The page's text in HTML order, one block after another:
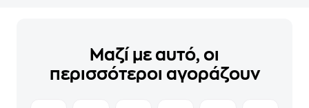
Μαζί με αυτό, οι
περισσότεροι αγοράζουν